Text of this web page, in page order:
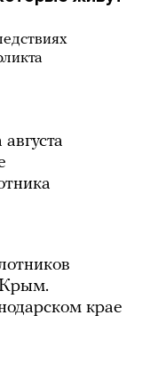
Крым.
крае